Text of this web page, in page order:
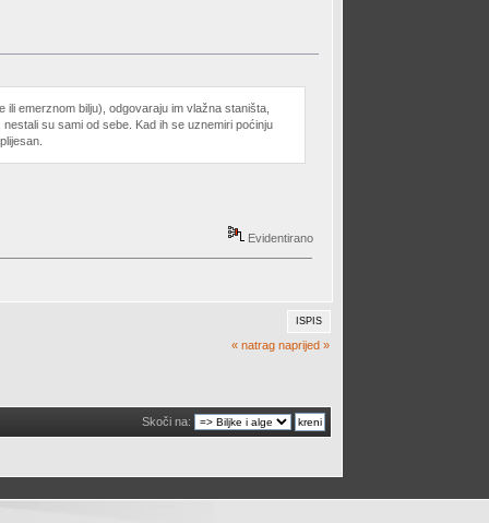
emerznom bilju), odgovaraju im vlažna staništa,
su sami od sebe. Kad ih se uznemiri poćinju
Evidentirano
ISPIS
« natrag naprijed »
Skoči na: